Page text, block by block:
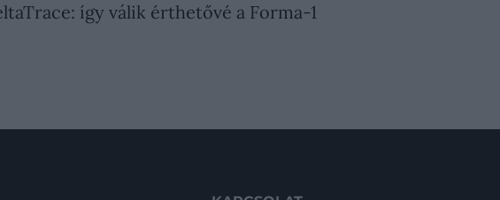
így válik érthetővé a Forma-1